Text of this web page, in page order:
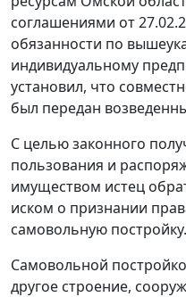
соглашениями от
обязанности по
индивидуальному
установил, что
был передан
С целью законного
пользования и
имуществом истец
иском о признании
самовольную постройку.
Самовольной
другое строение,